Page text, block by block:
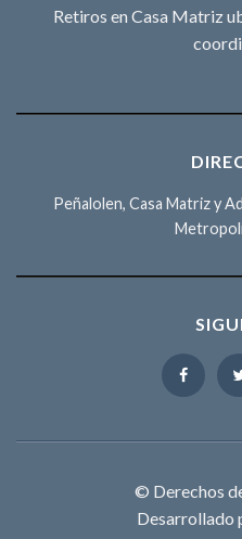
Retiros en Casa Matriz
Peñalolen, Casa Matriz y
© Derechos
Desarrollado